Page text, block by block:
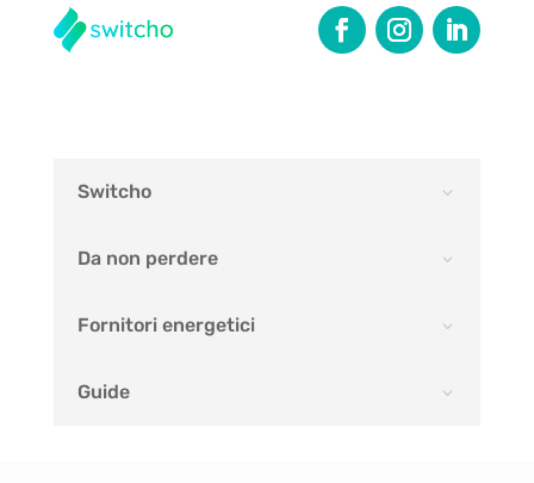
Switcho
Da non perdere
Fornitori energetici
Guide